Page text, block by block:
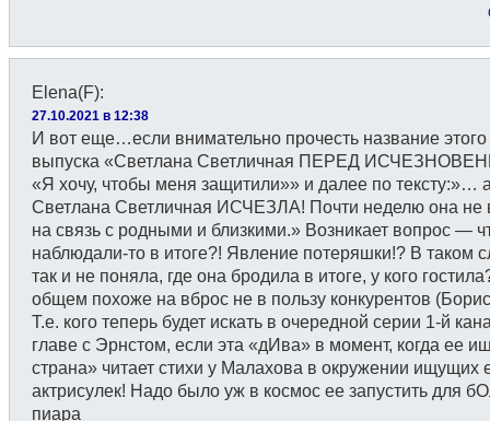
Elena(F):
27.10.2021 в 12:38
И вот еще…если внимательно прочесть название этого
выпуска «Светлана Светличная ПЕРЕД
«Я хочу, чтобы меня защитили»» и далее по тексту:»…
Светлана Светличная ИСЧЕЗЛА! Почти неделю она не
на связь с родными и близкими.» Возникает вопрос —
наблюдали-то в итоге?! Явление потеряшки!? В таком
так и не поняла, где она бродила в итоге, у кого
общем похоже на вброс не в пользу конкурентов
Т.е. кого теперь будет искать в очередной серии 1-й
главе с Эрнстом, если эта «дИва» в момент, когда ее
страна» читает стихи у Малахова в окружении ищущих
актрисулек! Надо было уж в космос ее запустить для
пиара